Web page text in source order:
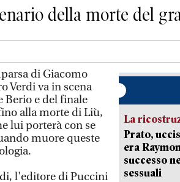
della morte del
di Giacomo
Verdi va in scena
Berio e del finale
alla morte di Liù,
lui porterà con se
muore queste
l'editore di Puccini
La
Prato,
era
successo
sessuali